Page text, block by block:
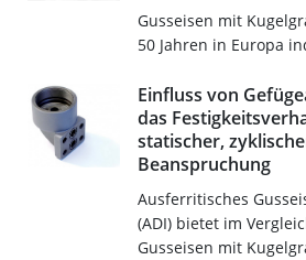
Gusseisen mit
50 Jahren in Europa
Einfluss von
das
statischer,
Beanspruchung
Ausferritisches
(ADI) bietet im
Gusseisen mit